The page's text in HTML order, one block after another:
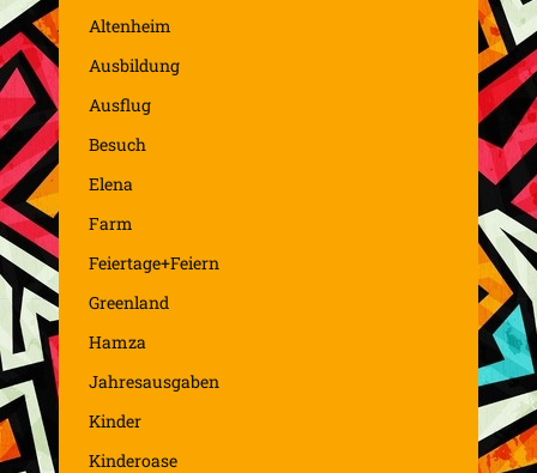
Altenheim
Ausbildung
Ausflug
Besuch
Elena
Farm
Feiertage+Feiern
Greenland
Hamza
Jahresausgaben
Kinder
Kinderoase